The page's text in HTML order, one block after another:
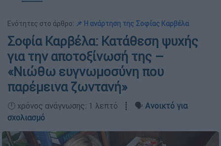
Ενότητες στο άρθρο: 📌 Η ανάρτηση της Σοφίας Καρβέλα
Σοφία Καρβέλα: Κατάθεση ψυχής
για την αποτοξίνωσή της –
«Νιώθω ευγνωμοσύνη που
παρέμεινα ζωντανή»
🕛 χρόνος ανάγνωσης: 1 λεπτό ┋ 🗣️ Ανοικτό για
σχολιασμό